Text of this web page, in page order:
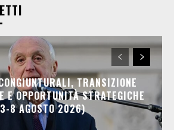
TRANSIZIONE
E OPPORTUNITÀ STRATEGICHE
8 AGOSTO 2026)